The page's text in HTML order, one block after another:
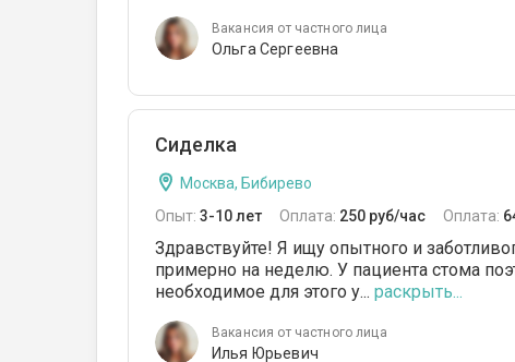
Вакансия от частного лица
Ольга Сергеевна
Сиделка
Москва, Бибирево
Опыт: 3-10 лет Оплата: 250 руб/час Оплата:
Здравствуйте! Я ищу опытного и
примерно на неделю. У пациента стома
необходимое для этого у... раскрыть...
Вакансия от частного лица
Илья Юрьевич